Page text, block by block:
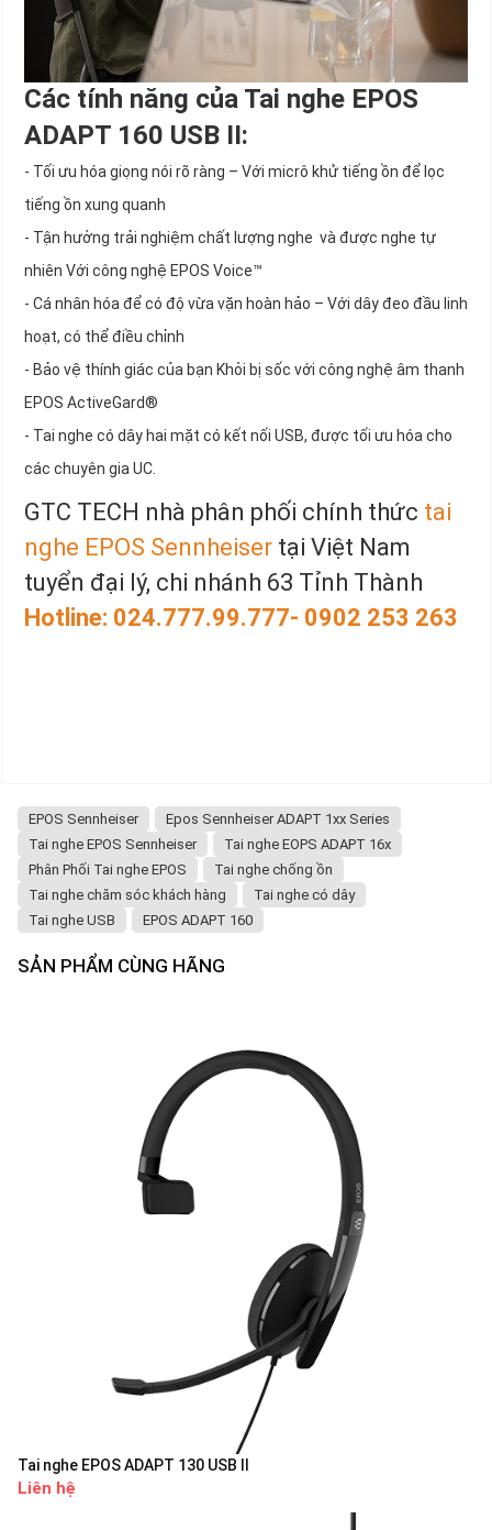
Các tính năng của Tai nghe EPOS
ADAPT 160 USB II:
- Tối ưu hóa giọng nói rõ ràng – Với micrô khử tiếng ồn để lọc
tiếng ồn xung quanh
- Tận hưởng trải nghiệm chất lượng nghe và được nghe tự
nhiên Với công nghệ EPOS Voice™
- Cá nhân hóa để có độ vừa vặn hoàn hảo – Với dây đeo đầu linh
hoạt, có thể điều chỉnh
- Bảo vệ thính giác của bạn Khỏi bị sốc với công nghệ âm thanh
EPOS ActiveGard®
- Tai nghe có dây hai mặt có kết nối USB, được tối ưu hóa cho
các chuyên gia UC.
GTC TECH nhà phân phối chính thức tai
nghe EPOS Sennheiser tại Việt Nam
tuyển đại lý, chi nhánh 63 Tỉnh Thành
Hotline: 024.777.99.777- 0902 253 263
EPOS Sennheiser
Epos Sennheiser ADAPT 1xx Series
Tai nghe EPOS Sennheiser
Tai nghe EOPS ADAPT 16x
Phân Phối Tai nghe EPOS
Tai nghe chống ồn
Tai nghe chăm sóc khách hàng
Tai nghe có dây
Tai nghe USB
EPOS ADAPT 160
SẢN PHẨM CÙNG HÃNG
Tai nghe EPOS ADAPT 130 USB II
Liên hệ